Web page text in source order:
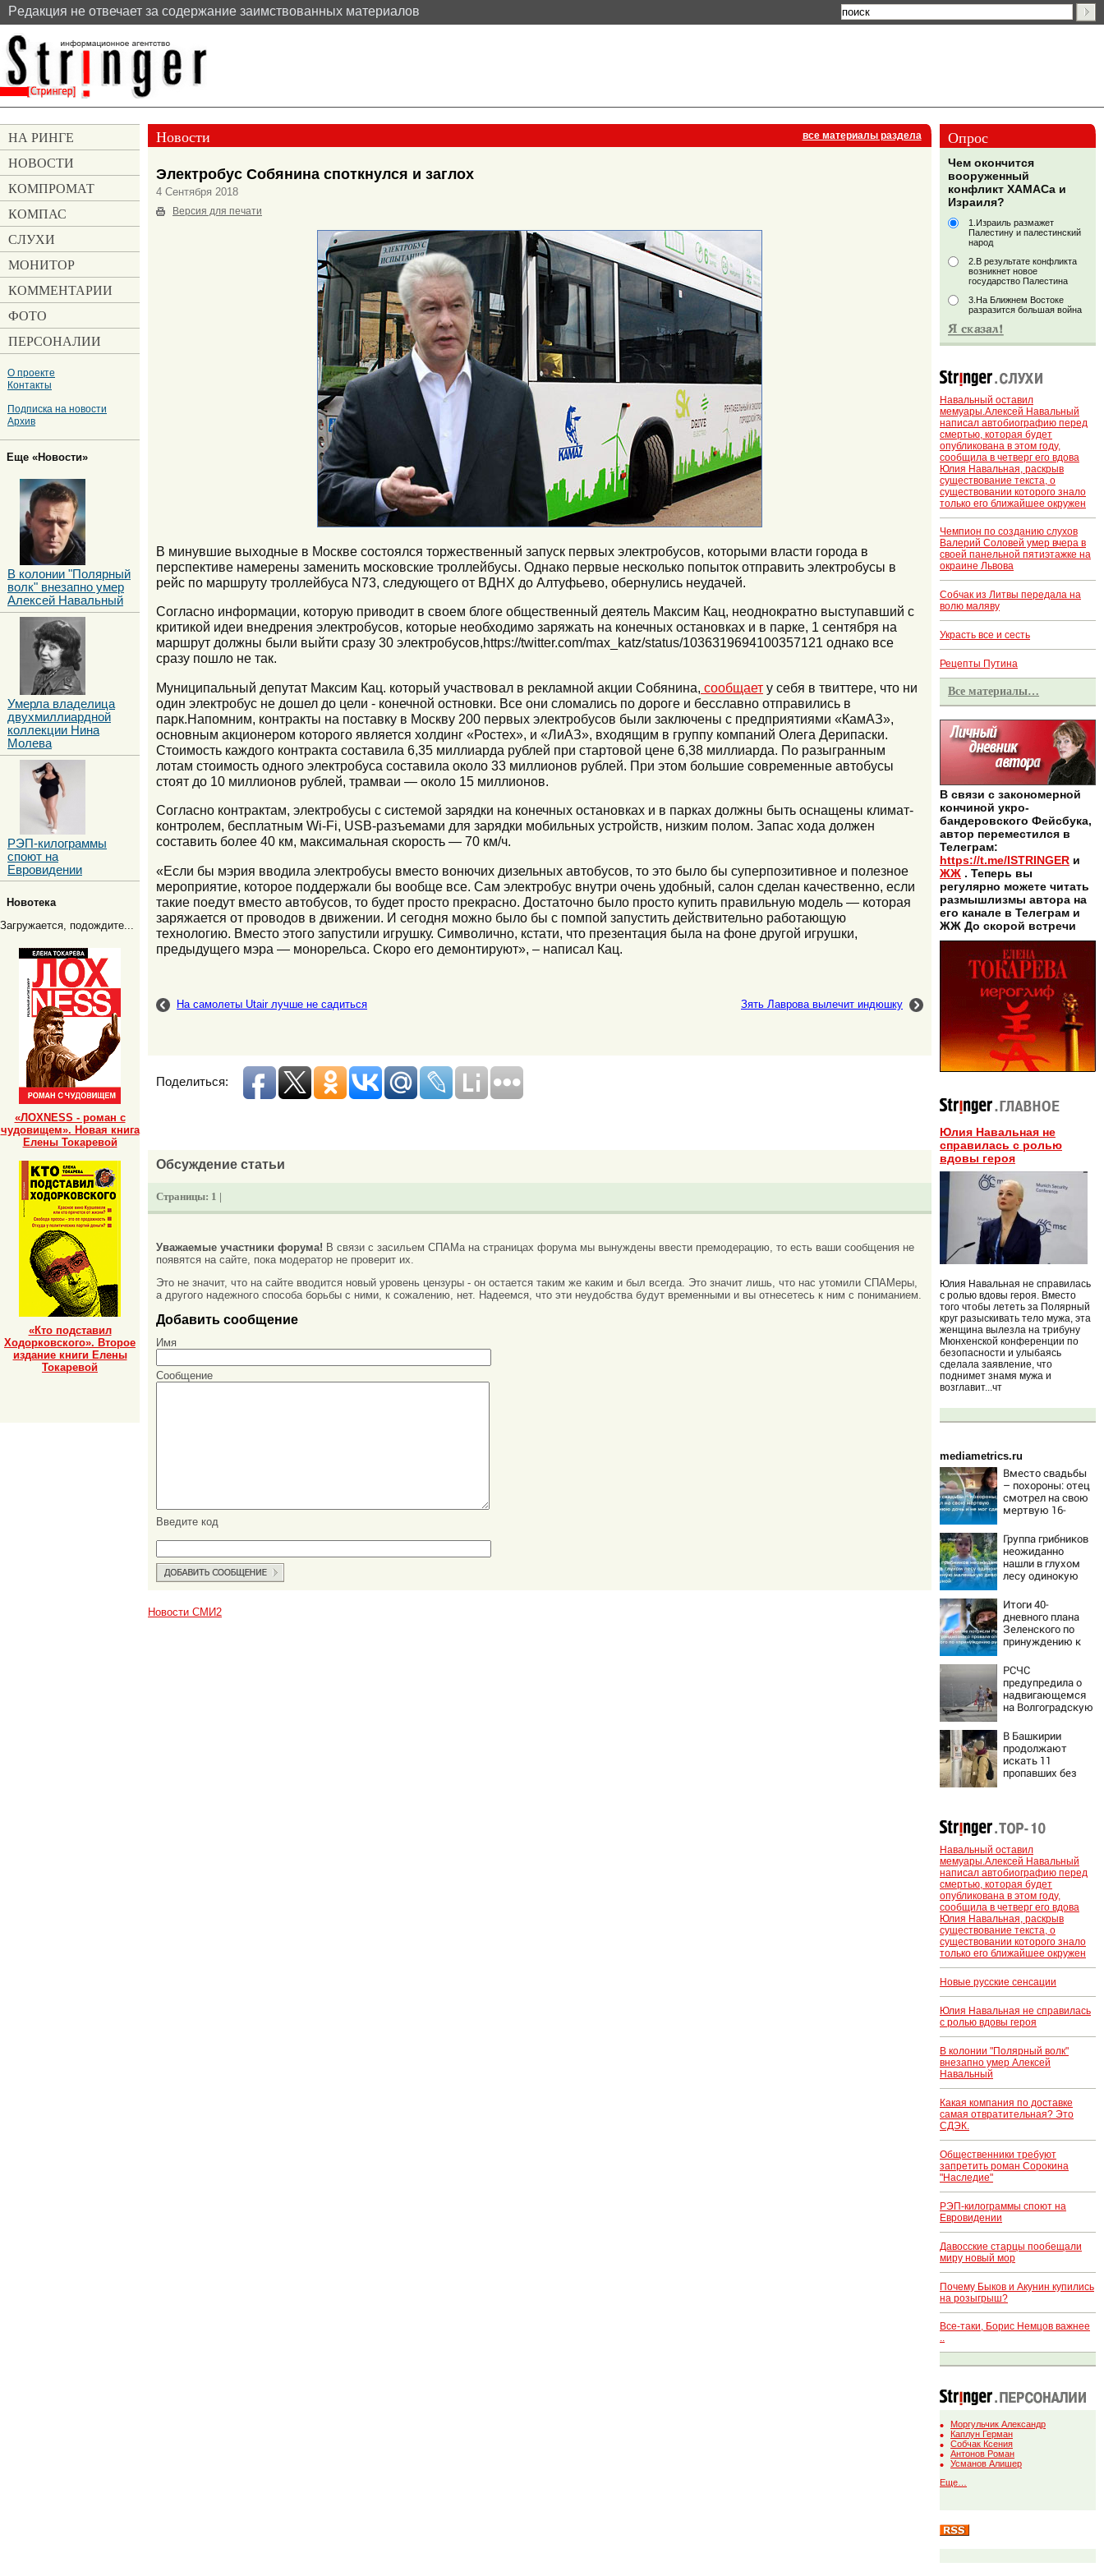
Pедакция не отвечает за содержание заимствованных материалов
Новости все материалы раздела
Электробус Собянина споткнулся и заглох
4 Сентября 2018
Версия для печати
В минувшие выходные в Москве состоялся торжественный запуск первых электробусов, которыми власти города в
перспективе намерены заменить московские троллейбусы. Однако первые несколько попыток отправить электробусы в
рейс по маршруту троллейбуса N73, следующего от ВДНХ до Алтуфьево, обернулись неудачей.
Согласно информации, которую приводит в своем блоге общественный деятель Максим Кац, неоднократно выступавший с
критикой идеи внедрения электробусов, которые необходимо заряжать на конечных остановках и в парке, 1 сентября на
маршрут должны были выйти сразу 30 электробусов,https://twitter.com/max_katz/status/1036319694100357121 однако все
сразу пошло не так.
Муниципальный депутат Максим Кац. который участвовал в рекламной акции Собянина, сообщает у себя в твиттере, что ни
один электробус не дошел до цели - конечной остновки. Все они сломались по дороге и бесславно отправились в
парк.Напомним, контракты на поставку в Москву 200 первых электробусов были заключены с предприятиями «КамАЗ»,
основным акционером которого является холдинг «Ростех», и «ЛиАЗ», входящим в группу компаний Олега Дерипаски.
Стоимость каждого контракта составила 6,35 миллиарда рублей при стартовой цене 6,38 миллиарда. По разыгранным
лотам стоимость одного электробуса составила около 33 миллионов рублей. При этом большие современные автобусы
стоят до 10 миллионов рублей, трамваи — около 15 миллионов.
Согласно контрактам, электробусы с системой зарядки на конечных остановках и в парках должны быть оснащены климат-
контролем, бесплатным Wi-Fi, USB-разъемами для зарядки мобильных устройств, низким полом. Запас хода должен
составить более 40 км, максимальная скорость — 70 км/ч.
«Если бы мэрия вводила электробусы вместо вонючих дизельных автобусов, то это было бы суперпозитивное и полезное
мероприятие, которое поддержали бы вообще все. Сам электробус внутри очень удобный, салон сделан качественно, если
такие поедут вместо автобусов, то будет просто прекрасно. Достаточно было просто купить правильную модель — которая
заряжается от проводов в движении. И сегодня можно было бы с помпой запустить действительно работающую
технологию. Вместо этого запустили игрушку. Символично, кстати, что презентация была на фоне другой игрушки,
предыдущего мэра — монорельса. Скоро его демонтируют», – написал Кац.
На самолеты Utair лучше не садиться Зять Лаврова вылечит индюшку
Поделиться:
Обсуждение статьи
Страницы: 1 |
Уважаемые участники форума! В связи с засильем СПАМа на страницах форума мы вынуждены ввести премодерацию, то есть ваши сообщения не
появятся на сайте, пока модератор не проверит их.
Это не значит, что на сайте вводится новый уровень цензуры - он остается таким же каким и был всегда. Это значит лишь, что нас утомили СПАМеры,
а другого надежного способа борьбы с ними, к сожалению, нет. Надеемся, что эти неудобства будут временными и вы отнесетесь к ним с пониманием.
Добавить сообщение
Имя
Сообщение
Введите код
Новости СМИ2
Опрос
Чем окончится
вооруженный
конфликт ХАМАСа и
Израиля?
1.Израиль размажет
Палестину и палестинский
народ
2.В результате конфликта
возникнет новое
государство Палестина
3.На Ближнем Востоке
разразится большая война
Навальный оставил
мемуары.Алексей Навальный
написал автобиографию перед
смертью, которая будет
опубликована в этом году,
сообщила в четверг его вдова
Юлия Навальная, раскрыв
существование текста, о
существовании которого знало
только его ближайшее окружен
Чемпион по созданию слухов
Валерий Соловей умер вчера в
своей панельной пятиэтажке на
окраине Львова
Собчак из Литвы передала на
волю маляву
Украсть все и сесть
Рецепты Путина
Все материалы…
В связи с закономерной
кончиной укро-
бандеровского Фейсбука,
автор переместился в
Телеграм:
https://t.me/ISTRINGER и
ЖЖ . Теперь вы
регулярно можете читать
размышлизмы автора на
его канале в Телеграм и
ЖЖ До скорой встречи
Юлия Навальная не
справилась с ролью
вдовы героя
Юлия Навальная не справилась
с ролью вдовы героя. Вместо
того чтобы лететь за Полярный
круг разыскивать тело мужа, эта
женщина вылезла на трибуну
Мюнхенской конференции по
безопасности и улыбаясь
сделала заявление, что
поднимет знамя мужа и
возглавит...чт
mediametrics.ru
Вместо свадьбы
– похороны: отец
смотрел на свою
мертвую 16-
мог сдержать
слезы
Группа грибников
неожиданно
нашли в глухом
лесу одинокую
маленькую
девочку с
игрушкой
Итоги 40-
дневного плана
Зеленского по
принуждению к
ответила Россия,
полный разбор
провала операции
Украины от
военкора Коца
РСЧС
предупредила о
надвигающемся
на Волгоградскую
В Башкирии
продолжают
искать 11
пропавших без
Навальный оставил
мемуары.Алексей Навальный
написал автобиографию перед
смертью, которая будет
опубликована в этом году,
сообщила в четверг его вдова
Юлия Навальная, раскрыв
существование текста, о
существовании которого знало
только его ближайшее окружен
Новые русские сенсации
Юлия Навальная не справилась
с ролью вдовы героя
В колонии "Полярный волк"
внезапно умер Алексей
Навальный
Какая компания по доставке
самая отвратительная? Это
СДЭК.
Общественники требуют
запретить роман Сорокина
"Наследие"
РЭП-килограммы споют на
Евровидении
Давосские старцы пообещали
миру новый мор
Почему Быков и Акунин купились
на розыгрыш?
Все-таки, Борис Немцов важнее
..
Моргульчик Александр
Каплун Герман
Собчак Ксения
Антонов Роман
Усманов Алишер
Еще…
НА РИНГЕ
НОВОСТИ
КОМПРОМАТ
КОМПАС
СЛУХИ
МОНИТОР
КОММЕНТАРИИ
ФОТО
ПЕРСОНАЛИИ
О проекте
Контакты
Подписка на новости
Архив
Еще «Новости»
В колонии "Полярный
волк" внезапно умер
Алексей Навальный
Умерла владелица
двухмиллиардной
коллекции Нина
Молева
РЭП-килограммы
споют на
Евровидении
Новотека
Загружается, подождите...
«ЛОХNESS - роман с
чудовищем». Новая книга
Елены Токаревой
«Кто подставил
Ходорковского». Второе
издание книги Елены
Токаревой